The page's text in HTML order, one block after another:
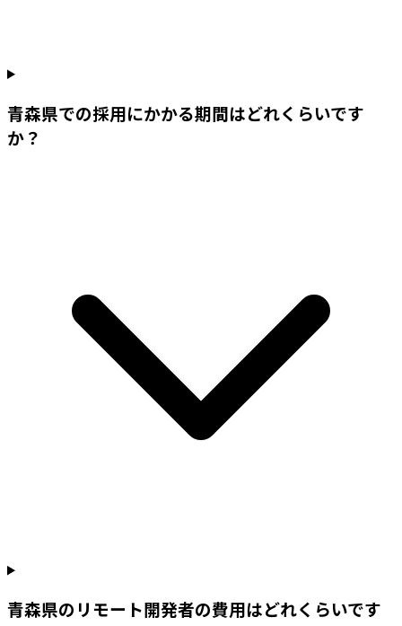
青森県での採用にかかる期間はどれくらいです
か？
青森県のリモート開発者の費用はどれくらいです